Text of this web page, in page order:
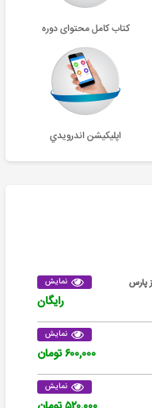
کتاب کامل محتوای دوره
اپليکيشن اندرويدي
پارس نمایش
رایگان
نمایش
۶۰۰,۰۰۰ تومان
نمایش